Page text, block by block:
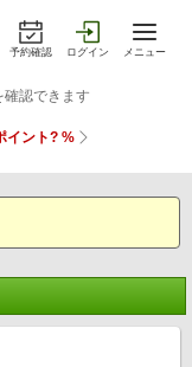
予約確認 ログイン メニュー